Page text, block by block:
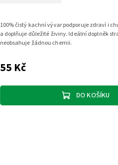
55 Kč
DO KOŠÍKU
100% čistý kachní vývar podporuje zdraví i
a doplňuje důležité živiny. Ideální doplněk
neobsahuje žádnou chemii.